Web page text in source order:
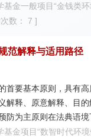
移支付补偿，关系价
合型补偿三类，并依
金一般项目“金钱类
数： 7 ]
范解释与适用路径
首要基本原则，具有
解释、原意解释、目
为主原则在法典语
共同构成该原则的完
金项目“数智时代环